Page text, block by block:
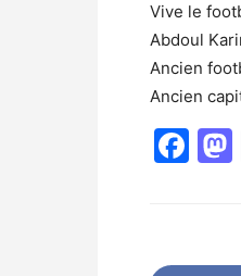
Vive le
Abdoul
Ancien
Ancien